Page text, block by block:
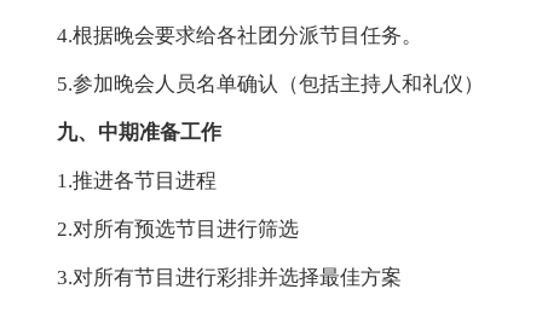
4.根据晚会要求给各社团分派节目任务。
5.参加晚会人员名单确认（包括主持人和礼仪）
九、中期准备工作
1.推进各节目进程
2.对所有预选节目进行筛选
3.对所有节目进行彩排并选择最佳方案